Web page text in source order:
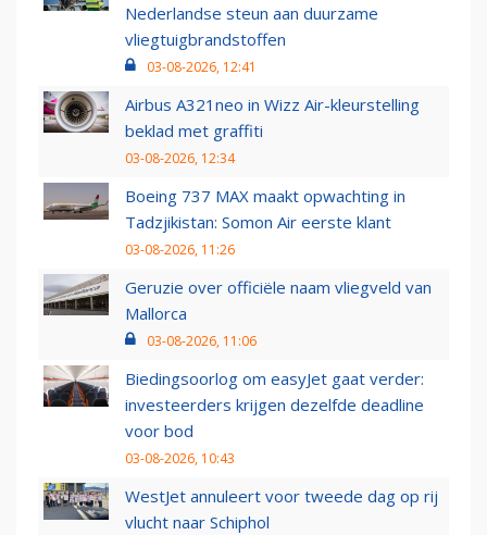
Nederlandse steun aan duurzame
vliegtuigbrandstoffen
03-08-2026, 12:41
Airbus A321neo in Wizz Air-kleurstelling
beklad met graffiti
03-08-2026, 12:34
Boeing 737 MAX maakt opwachting in
Tadzjikistan: Somon Air eerste klant
03-08-2026, 11:26
Geruzie over officiële naam vliegveld van
Mallorca
03-08-2026, 11:06
Biedingsoorlog om easyJet gaat verder:
investeerders krijgen dezelfde deadline
voor bod
03-08-2026, 10:43
WestJet annuleert voor tweede dag op rij
vlucht naar Schiphol